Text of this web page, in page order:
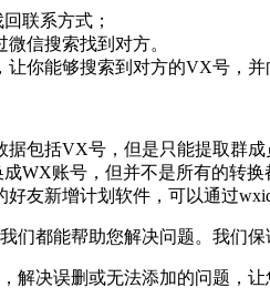
联系方式；
信搜索找到对方。
你能够搜索到对方的VX号，
包括VX号，但是只能提取群成
WX账号，但并不是所有的转
友新增计划软件，可以通过
们都能帮助您解决问题。我们
解决误删或无法添加的问题，让